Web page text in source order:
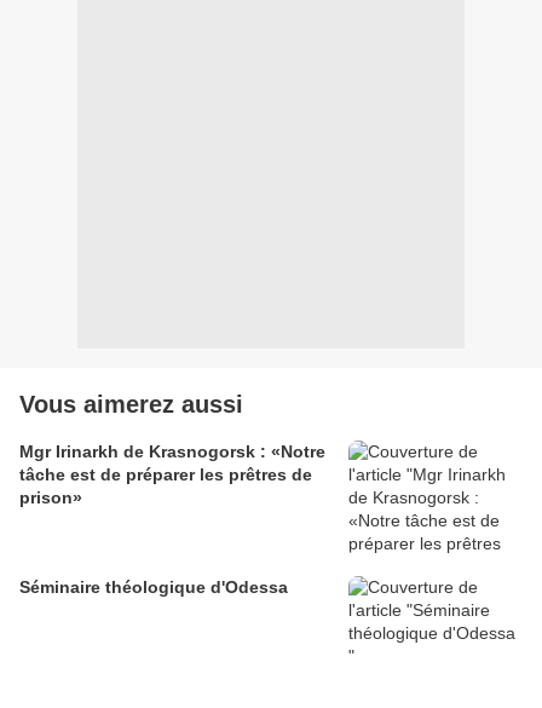
Vous aimerez aussi
Mgr Irinarkh de Krasnogorsk : «Notre
tâche est de préparer les prêtres de
prison»
Séminaire théologique d'Odessa